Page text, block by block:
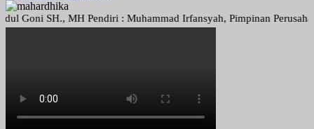
Goni SH., MH Pendiri : Muhammad Irfansyah, Pimpinan